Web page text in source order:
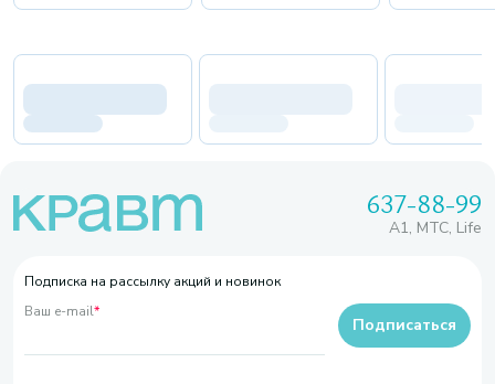
637-88-99
A1, МТС, Life
Подписка на рассылку акций и новинок
Ваш e-mail*
Подписаться